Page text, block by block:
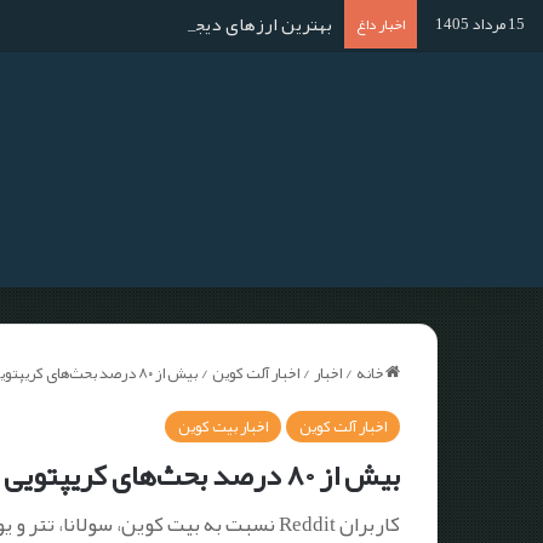
15 مرداد 1405 اخبار داغ بهترین ارزهای دیجیتال برای استخراج در سال ۱۴۰۴؛ آموزش استخراج گام به
خانه/اخبار/اخبار آلت کوین/بیش از ۸۰ درصد بحث‌های کریپتویی در Reddit در سال ۲۰۲۳ مثبت بوده است
اخبار آلت کوین
اخبار بیت کوین
بیش از ۸۰ درصد بحث‌های کریپتویی در Reddit در سال ۲۰۲۳ مثبت بوده است
کاربران Reddit نسبت به بیت کوین، سولانا، تتر و یونی سوآپ خوش‌بین هستند.